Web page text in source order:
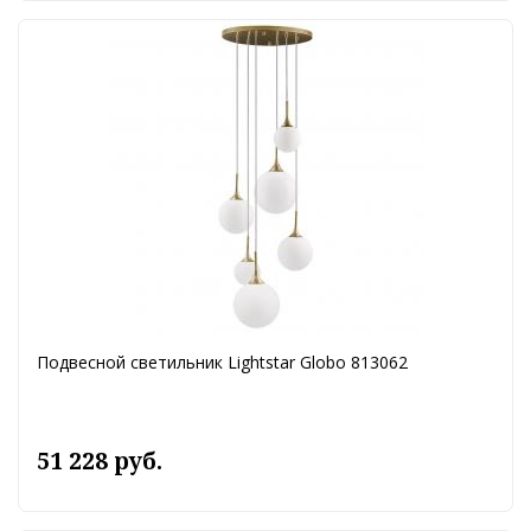
Подвесной светильник Lightstar Globo 813062
51 228 руб.